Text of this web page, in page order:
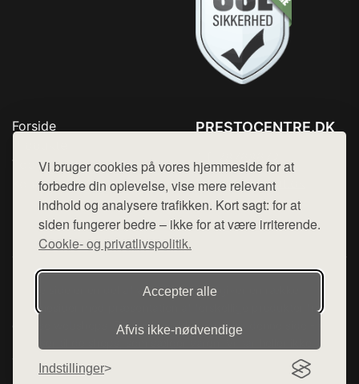
Vi bruger cookies på vores hjemmeside for at
forbedre din oplevelse, vise mere relevant
indhold og analysere trafikken. Kort sagt: for at
siden fungerer bedre – ikke for at være irriterende.
Cookie- og privatlivspolitik.
Accepter alle
Afvis ikke‑nødvendige
Indstillinger
Forside
Top Rabatter
Kontakt
PRESTOCENTRE.DK
Mail: hej@want.dk
Cookie- og privatlivspolitik
Denne side er en del af want.dk, der udgiver en række
hjemmesider med præsentation af forskellige produkter fra
diverse webshops. Der sælges ikke varer fra denne side - vi
varerne på lager.